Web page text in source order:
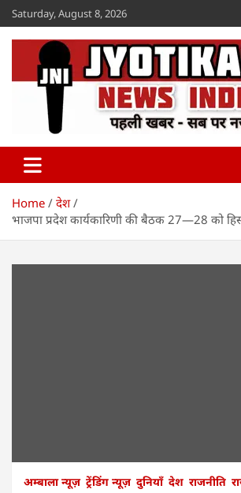
Skip
to
content
Saturday, August 8, 2026
Jyotikan
Home
देश
भाजपा प्रदेश कार्यकारिणी की बैठक 27—28 को
अम्बाला न्यूज़ ट्रेंडिंग न्यूज़ दुनियाँ देश राजनीति